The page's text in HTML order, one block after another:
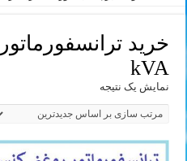
kVA
نمایش یک نتیجه